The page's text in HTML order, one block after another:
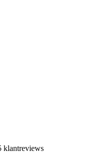
klantreviews